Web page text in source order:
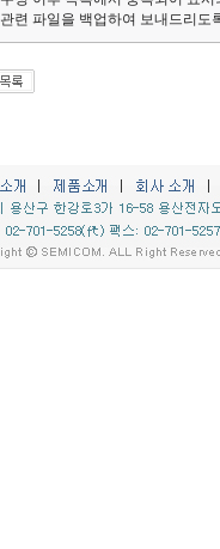
관련 파일을 백업하여 보내드리도